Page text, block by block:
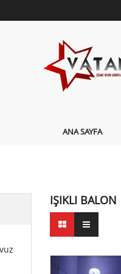
ANA SAYFA
IŞIKLI BALON